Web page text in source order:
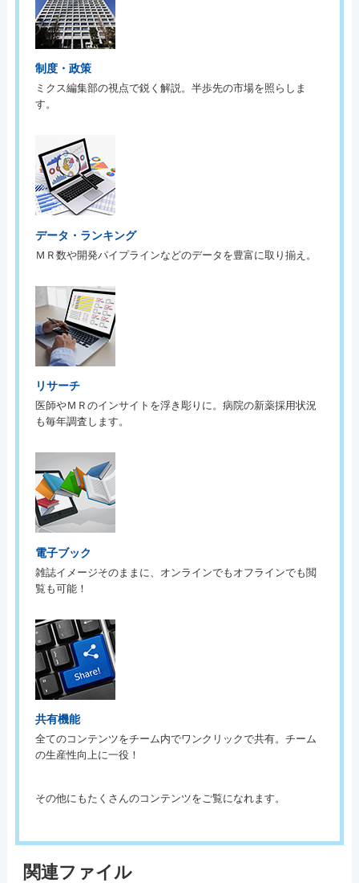
制度・政策
ミクス編集部の視点で鋭く解説。半歩先の市場を照らしま
す。
データ・ランキング
ＭＲ数や開発パイプラインなどのデータを豊富に取り揃え。
リサーチ
医師やＭＲのインサイトを浮き彫りに。病院の新薬採用状況
も毎年調査します。
電子ブック
雑誌イメージそのままに、オンラインでもオフラインでも閲
覧も可能！
共有機能
全てのコンテンツをチーム内でワンクリックで共有。チーム
の生産性向上に一役！
その他にもたくさんのコンテンツをご覧になれます。
関連ファイル